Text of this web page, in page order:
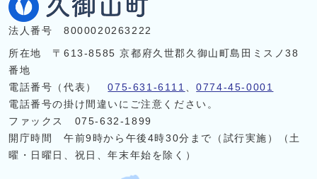
法人番号 8000020263222
所在地 〒613-8585 京都府久世郡久御山町島田ミスノ38
番地
電話番号（代表）075-631-6111 、0774-45-0001
電話番号の掛け間違いにご注意ください。
ファックス 075-632-1899
開庁時間 午前9時から午後4時30分まで（試行実施）（土
曜・日曜日、祝日、年末年始を除く）